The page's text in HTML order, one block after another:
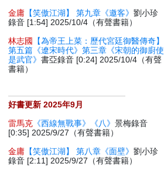
金庸 【笑傲江湖】 第九章《邀客》劉小珍
錄音 [1:54] 2025/10/4（有聲書籍）
林志國
【為帝王上菜：歷代宮廷御醫傳奇】
第五篇《遼宋時代》第三章《宋朝的御廚使
是武官》書亞錄音 [0:24] 2025/10/4（有聲
書籍）
好書更新 2025年9月
雷馬克 《西線無戰事》《八》景梅錄音
[0:35] 2025/9/27（有聲書籍）
金庸 【笑傲江湖】 第八章《面壁》劉小珍
錄音 [2:11] 2025/9/27（有聲書籍）